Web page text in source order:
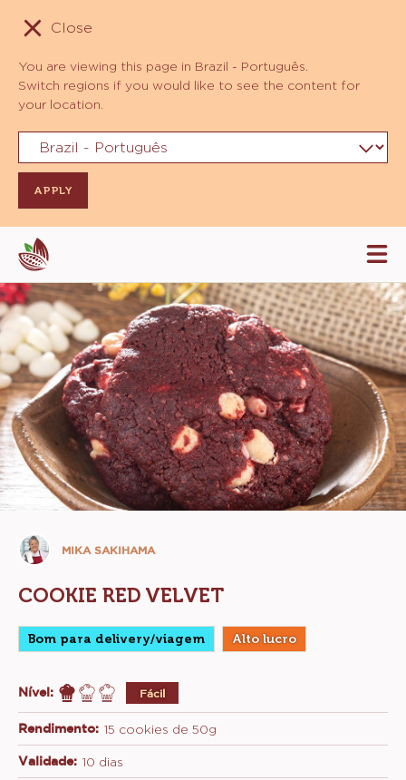
Close
You are viewing this page in Brazil - Português.
Switch regions if you would like to see the content for
your location.
Skip
to
main
content
Mika
Sakihama
MIKA SAKIHAMA
COOKIE RED VELVET
Bom para delivery/viagem Alto lucro
Nível: Fácil
Rendimento: 15 cookies de 50g
Validade: 10 dias